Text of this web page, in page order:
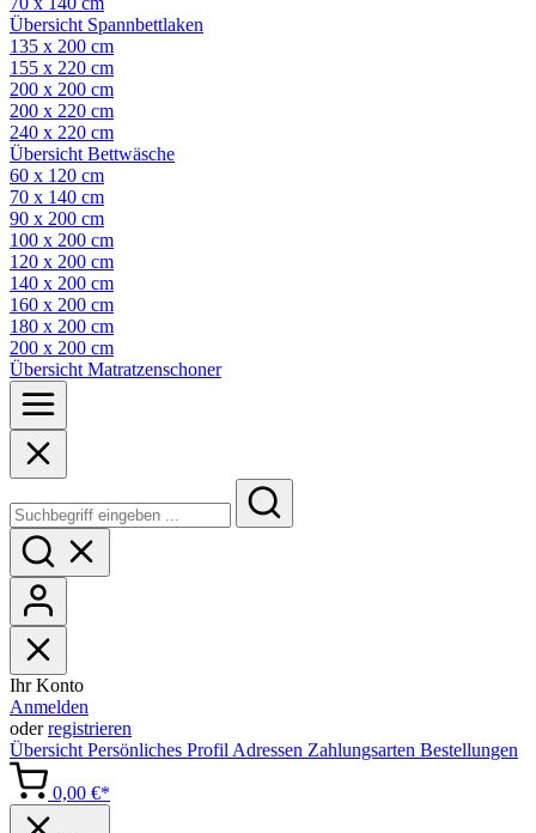
Übersicht Spannbettlaken
135 x 200 cm
155 x 220 cm
200 x 200 cm
200 x 220 cm
240 x 220 cm
Übersicht Bettwäsche
60 x 120 cm
70 x 140 cm
90 x 200 cm
100 x 200 cm
120 x 200 cm
140 x 200 cm
160 x 200 cm
180 x 200 cm
200 x 200 cm
Übersicht Matratzenschoner
Ihr Konto
Anmelden
oderregistrieren
Übersicht Persönliches Profil Adressen Zahlungsarten Bestellungen
0,00 €*